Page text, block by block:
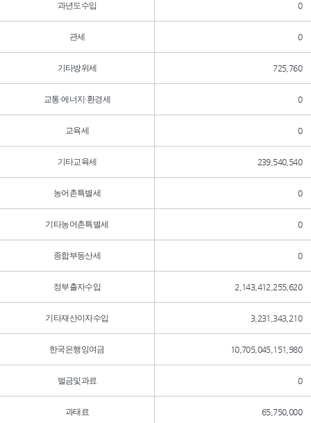
과년도수입 0
관세 0
기타방위세 725,760
교통·에너지·환경세 0
교육세 0
기타교육세 239,540,540
농어촌특별세 0
기타농어촌특별세 0
종합부동산세 0
정부출자수입 2,143,412,255,620
기타재산이자수입 3,231,343,210
한국은행잉여금 10,705,045,151,980
벌금및과료 0
과태료 65,750,000